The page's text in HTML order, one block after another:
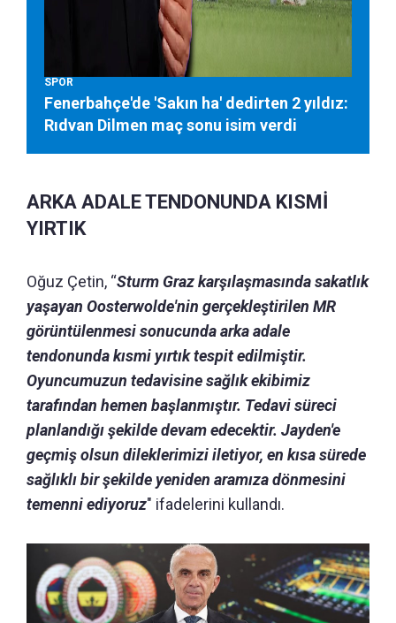
SPOR
Fenerbahçe'de 'Sakın ha' dedirten 2 yıldız:
Rıdvan Dilmen maç sonu isim verdi
ARKA ADALE TENDONUNDA KISMİ
YIRTIK
Oğuz Çetin, “Sturm Graz karşılaşmasında sakatlık
yaşayan Oosterwolde'nin gerçekleştirilen MR
görüntülenmesi sonucunda arka adale
tendonunda kısmi yırtık tespit edilmiştir.
Oyuncumuzun tedavisine sağlık ekibimiz
tarafından hemen başlanmıştır. Tedavi süreci
planlandığı şekilde devam edecektir. Jayden'e
geçmiş olsun dileklerimizi iletiyor, en kısa sürede
sağlıklı bir şekilde yeniden aramıza dönmesini
temenni ediyoruz" ifadelerini kullandı.